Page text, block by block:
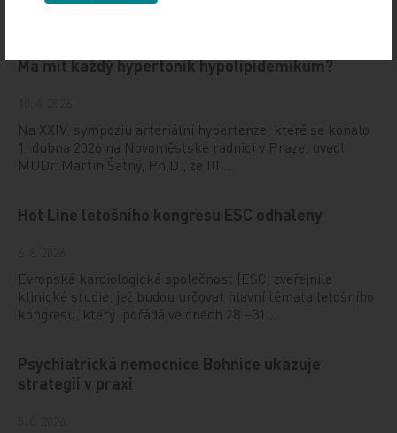
Má mít každý hypertonik hypolipidemikum?
Na XXIV. sympoziu arteriální hypertenze, které se konalo
1. dubna 2026 na Novoměstské radnici v Praze, uvedl
MUDr. Martin Šatný, Ph.D., ze III.…
Hot Line letošního kongresu ESC odhaleny
Evropská kardiologická společnost (ESC) zveřejnila
klinické studie, jež budou určovat hlavní témata letošního
kongresu, který pořádá ve dnech 28.–31…
Psychiatrická nemocnice Bohnice ukazuje
strategii v praxi